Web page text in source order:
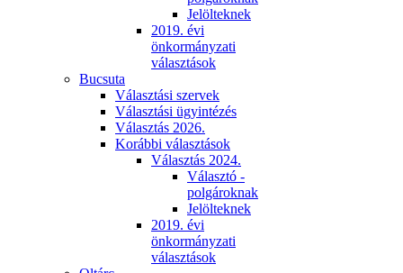
Jelölteknek
2019. évi
önkormányzati
választások
Bucsuta
Választási szervek
Választási ügyintézés
Választás 2026.
Korábbi választások
Választás 2024.
Választó -
polgároknak
Jelölteknek
2019. évi
önkormányzati
választások